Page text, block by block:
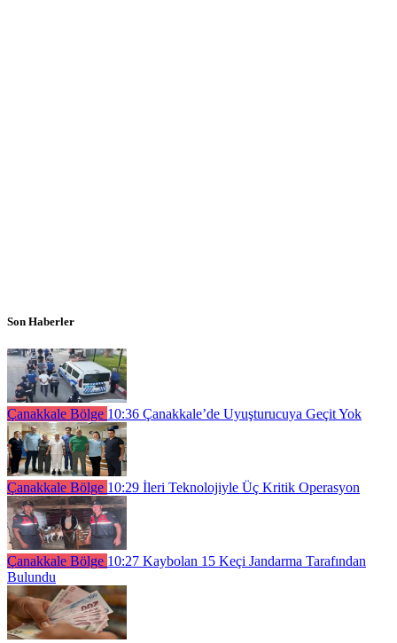
Son Haberler
Çanakkale Bölge 10:36 Çanakkale’de Uyuşturucuya Geçit Yok
Çanakkale Bölge 10:29 İleri Teknolojiyle Üç Kritik Operasyon
Çanakkale Bölge 10:27 Kaybolan 15 Keçi Jandarma Tarafından
Bulundu